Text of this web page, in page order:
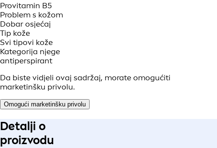
Provitamin B5
Problem s kožom
Dobar osjećaj
Tip kože
Svi tipovi kože
Kategorija njege
antiperspirant
Da biste vidjeli ovaj sadržaj, morate omogućiti
marketinšku privolu.
Omogući marketinšku privolu
Detalji o
proizvodu